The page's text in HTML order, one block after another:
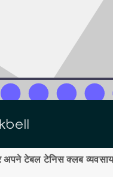
अपने टेबल टेनिस क्लब